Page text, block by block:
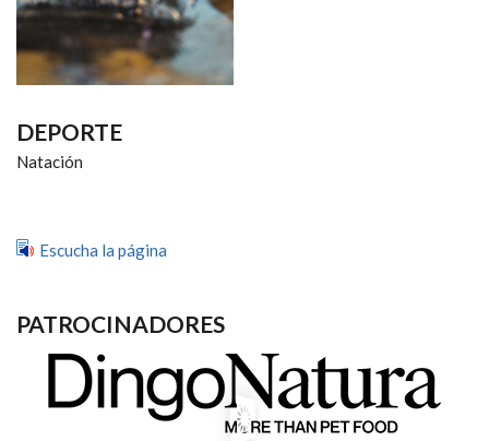
DEPORTE
Natación
Escucha la página
PATROCINADORES